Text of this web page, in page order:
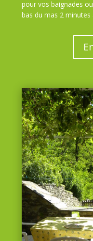
pour vos baignades
bas du mas 2 minutes